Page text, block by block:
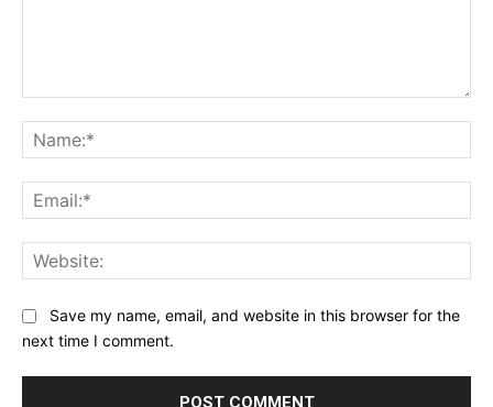
Save my name, email, and website in this browser for the
next time I comment.